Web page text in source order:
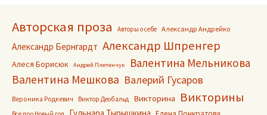
Авторская проза Авторы о себе Александр Андрейко
Александр Бернгардт Александр Шпренгер
Алеся Борисюк Андрей Плетенчук
Валентина Мельникова
Валентина Мешкова Валерий Гусаров
Вероника Родкевич Виктор Деобальд Викторина Викторины